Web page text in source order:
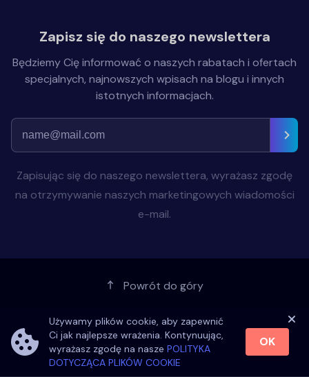
Zapisz się do naszego newslettera
Będziemy Cię informować o naszych rabatach i ofertach
specjalnych, najnowszych wpisach na blogu i innych
istotnych informacjach.
Zapisując się do naszego newslettera, wyrażasz zgodę
na otrzymywanie naszych marketingowych wiadomości
e-mail.
Powrót do góry
Używamy plików cookie, aby zapewnić
Ci jak najlepsze wrażenia. Kontynuując,
wyrażasz zgodę na nasze POLITYKA
DOTYCZĄCA PLIKÓW COOKIE
OK
Najpotężniejsza aplikacja do